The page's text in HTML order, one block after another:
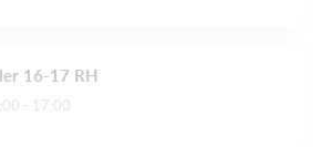
16-17 RH
- 17:00